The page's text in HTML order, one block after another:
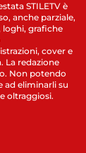
STILETV è
anche parziale,
grafiche
cover e
La redazione
Non potendo
ad eliminarli su
oltraggiosi.